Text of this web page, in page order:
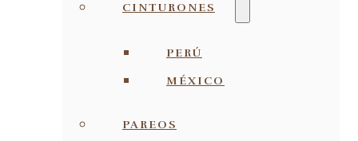
CINTURONES
PERÚ
MÉXICO
PAREOS